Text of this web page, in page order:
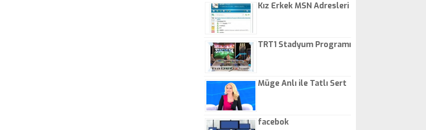
Kız Erkek MSN Adresleri
TRT1 Stadyum Programı
Müge Anlı ile Tatlı Sert
facebok